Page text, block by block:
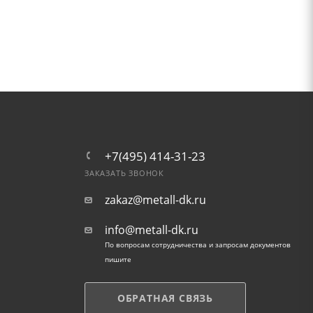
+7(495) 414-31-23
ЗАКАЗАТЬ ЗВОНОК
zakaz@metall-dk.ru
info@metall-dk.ru
По вопросам сотрудничества и запросам документов
пишите
ОБРАТНАЯ СВЯЗЬ